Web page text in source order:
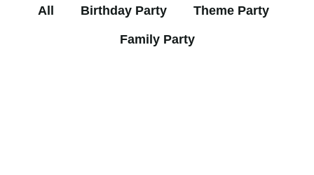
All Birthday Party Theme Party
Family Party